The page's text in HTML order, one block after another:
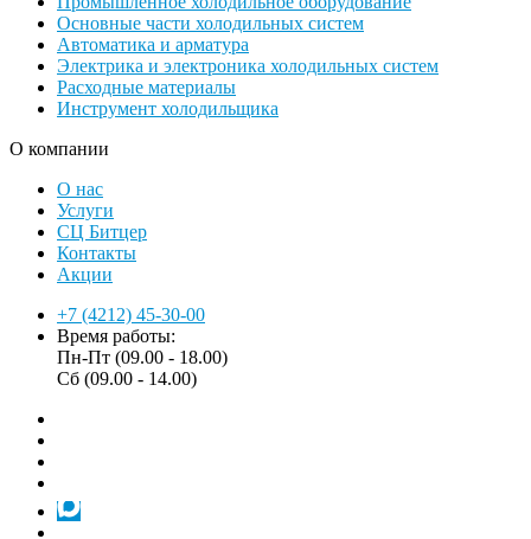
Основные части холодильных систем
Автоматика и арматура
Электрика и электроника холодильных систем
Расходные материалы
Инструмент холодильщика
О компании
О нас
Услуги
СЦ Битцер
Контакты
Акции
+7 (4212) 45-30-00
Время работы:
Пн-Пт (09.00 - 18.00)
Сб (09.00 - 14.00)